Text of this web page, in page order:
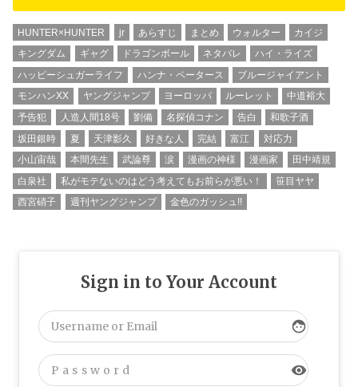
HUNTER×HUNTER jr あらすじ まとめ ウォルター
カイジ
キングダム
ギャグ ドラゴンボール ネタバレ
ハイ・ライズ
ハッピーシュガーライフ
ハンナ・ペータース
ブルージャイアント
モンハンXX
ヤングジャンプ ヨーロッパ ルーレット
中道裕大
予告犯
人造人間18号 劉備 名探偵コナン 告白
和歌子酒
坂田銀時
夏 天津影久 好きな人 完結 富江
対応力
小山宙哉
本間先生 武論尊 涙 漫画の神様 漫画家
田中靖規
白泉社
私がモテないのはどう考えてもお前らが悪い！
笹目ヤヤ
西宮硝子
週刊ヤングジャンプ 金色のガッシュ!!
Sign in to Your Account
face
visibility